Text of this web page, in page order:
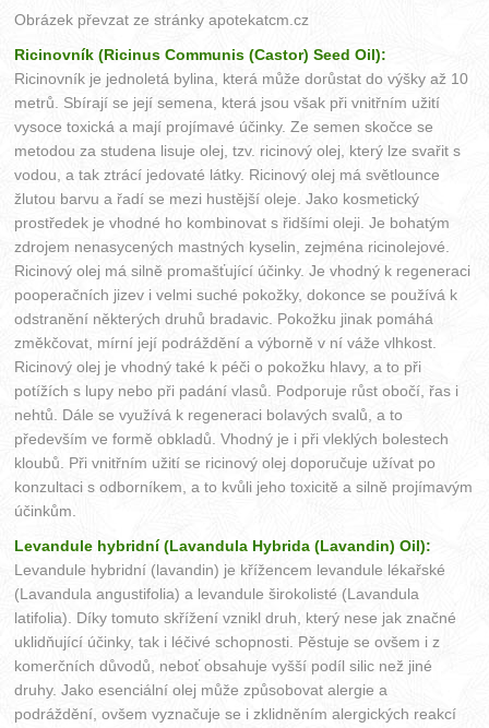
Obrázek převzat ze stránkyapotekatcm.cz
Ricinovník (Ricinus Communis (Castor) Seed Oil):
Ricinovník je jednoletá bylina, která může dorůstat do výšky až 10
metrů. Sbírají se její semena, která jsou však při vnitřním užití
vysoce toxická a mají projímavé účinky. Ze semen skočce se
metodou za studena lisuje olej, tzv. ricinový olej, který lze svařit s
vodou, a tak ztrácí jedovaté látky. Ricinový olej má světlounce
žlutou barvu a řadí se mezi hustější oleje. Jako kosmetický
prostředek je vhodné ho kombinovat s řidšími oleji. Je bohatým
zdrojem nenasycených mastných kyselin, zejména ricinolejové.
Ricinový olej má silně promašťující účinky. Je vhodný k regeneraci
pooperačních jizev i velmi suché pokožky, dokonce se používá k
odstranění některých druhů bradavic. Pokožku jinak pomáhá
změkčovat, mírní její podráždění a výborně v ní váže vlhkost.
Ricinový olej je vhodný také k péči o pokožku hlavy, a to při
potížích s lupy nebo při padání vlasů. Podporuje růst obočí, řas i
nehtů. Dále se využívá k regeneraci bolavých svalů, a to
především ve formě obkladů. Vhodný je i při vleklých bolestech
kloubů. Při vnitřním užití se ricinový olej doporučuje užívat po
konzultaci s odborníkem, a to kvůli jeho toxicitě a silně projímavým
účinkům.
Levandule hybridní (Lavandula Hybrida (Lavandin) Oil):
Levandule hybridní (lavandin) je křížencem levandule lékařské
(Lavandula angustifolia) a levandule širokolisté (Lavandula
latifolia). Díky tomuto skřížení vznikl druh, který nese jak značné
uklidňující účinky, tak i léčivé schopnosti. Pěstuje se ovšem i z
komerčních důvodů, neboť obsahuje vyšší podíl silic než jiné
druhy. Jako esenciální olej může způsobovat alergie a
podráždění, ovšem vyznačuje se i zklidněním alergických reakcí